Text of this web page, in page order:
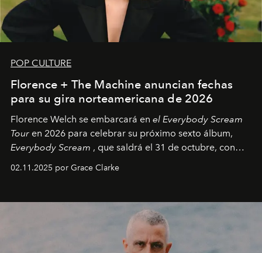
POP CULTURE
Florence + The Machine anuncian fechas
para su gira norteamericana de 2026
Florence Welch se embarcará en el Everybody Scream
Tour en 2026 para celebrar su próximo sexto álbum,
Everybody Scream , que saldrá el 31 de octubre, con
fechas en Norteamérica a partir de abril del próximo
02.11.2025 por Grace Clarke